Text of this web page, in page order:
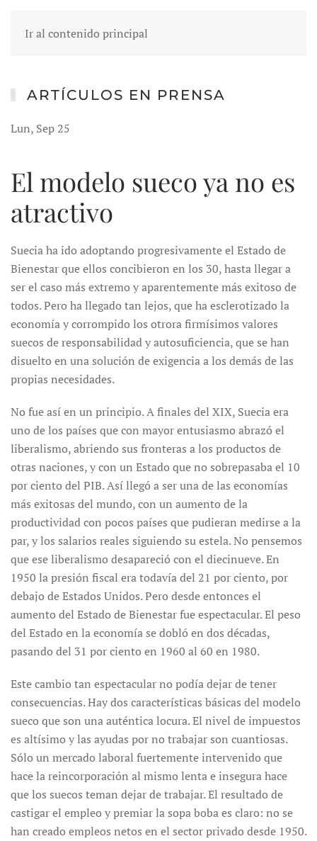
Ir al contenido principal
ARTÍCULOS EN PRENSA
Lun, Sep 25
El modelo sueco ya no es
atractivo
Suecia ha ido adoptando progresivamente el Estado de
Bienestar que ellos concibieron en los 30, hasta llegar a
ser el caso más extremo y aparentemente más exitoso de
todos. Pero ha llegado tan lejos, que ha esclerotizado la
economía y corrompido los otrora firmísimos valores
suecos de responsabilidad y autosuficiencia, que se han
disuelto en una solución de exigencia a los demás de las
propias necesidades.
No fue así en un principio. A finales del XIX, Suecia era
uno de los países que con mayor entusiasmo abrazó el
liberalismo, abriendo sus fronteras a los productos de
otras naciones, y con un Estado que no sobrepasaba el 10
por ciento del PIB. Así llegó a ser una de las economías
más exitosas del mundo, con un aumento de la
productividad con pocos países que pudieran medirse a la
par, y los salarios reales siguiendo su estela. No pensemos
que ese liberalismo desapareció con el diecinueve. En
1950 la presión fiscal era todavía del 21 por ciento, por
debajo de Estados Unidos. Pero desde entonces el
aumento del Estado de Bienestar fue espectacular. El peso
del Estado en la economía se dobló en dos décadas,
pasando del 31 por ciento en 1960 al 60 en 1980.
Este cambio tan espectacular no podía dejar de tener
consecuencias. Hay dos características básicas del modelo
sueco que son una auténtica locura. El nivel de impuestos
es altísimo y las ayudas por no trabajar son cuantiosas.
Sólo un mercado laboral fuertemente intervenido que
hace la reincorporación al mismo lenta e insegura hace
que los suecos teman dejar de trabajar. El resultado de
castigar el empleo y premiar la sopa boba es claro: no se
han creado empleos netos en el sector privado desde 1950.